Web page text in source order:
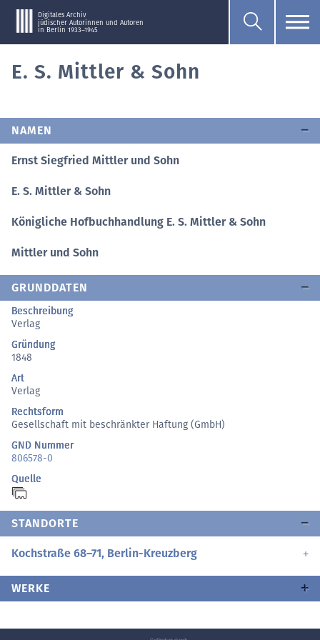
Digitales Archiv
jüdischer Autorinnen und Autoren
in Berlin 1933–1945
E. S. Mittler & Sohn
NAMEN
Ernst Siegfried Mittler und Sohn
E. S. Mittler & Sohn
Königliche Hofbuchhandlung E. S. Mittler & Sohn
Mittler und Sohn
GRUNDDATEN
Beschreibung
Verlag
Gründung
1848
Art
Verlag
Rechtsform
Gesellschaft mit beschränkter Haftung (GmbH)
GND Nummer
806578-0
Quelle
STANDORTE
Kochstraße 68–71, Berlin-Kreuzberg
WERKE